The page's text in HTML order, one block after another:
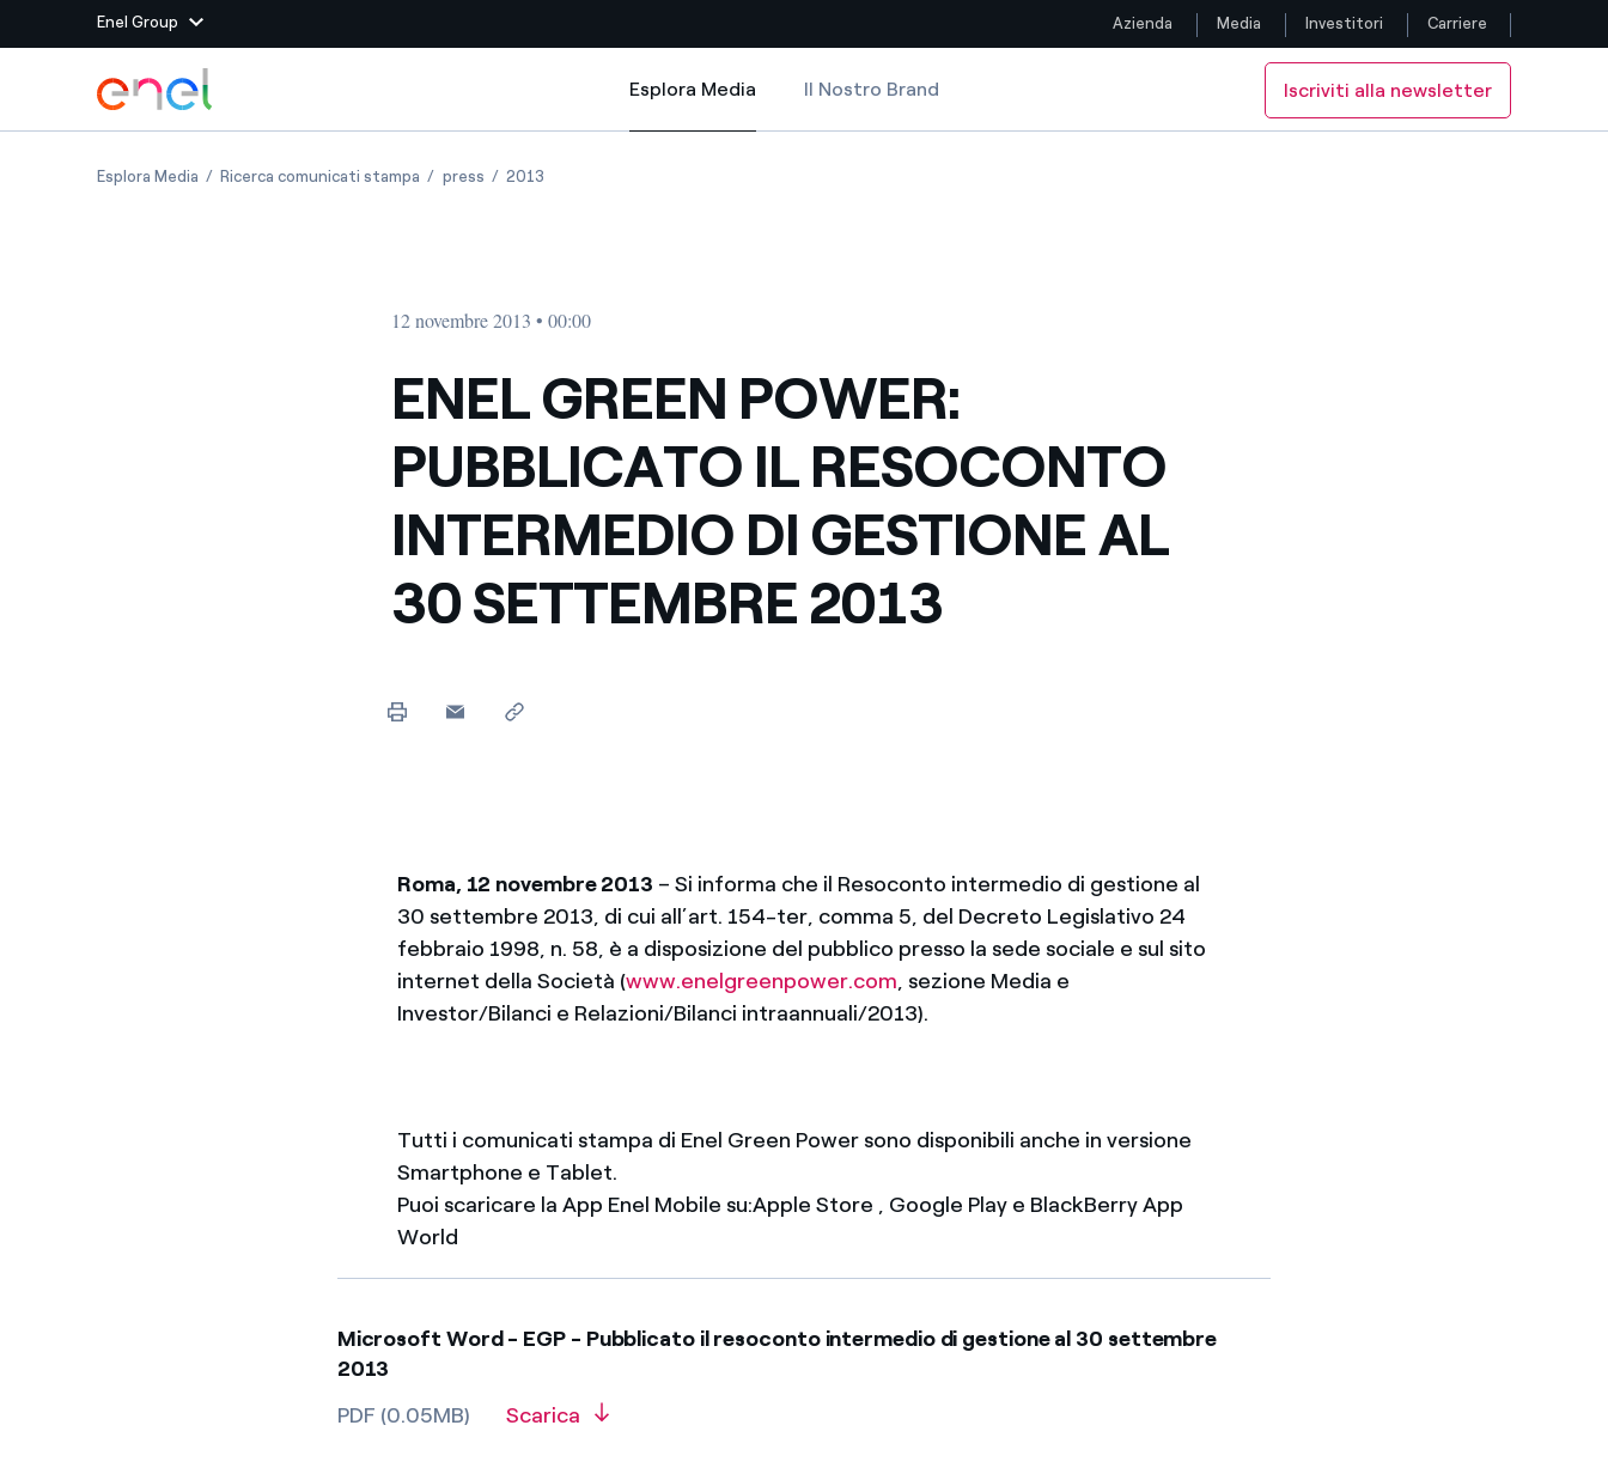
Enel Group
Siti del Gruppo
Enel Green Power Produciamo energia pulita da fonti rinnovabili
Massimizziamo la creazione di valore grazie al
rapporto con i nostri fornitori
energia pulita
Raccontiamo la storia dell'elettricità in Italia
Siti Paese
Colombia
Iberia
Italia
Nord America
Seguici
Vai al contenuto principale
Azienda Media Investitori Carriere
Esplora Media
Esplora Media
Il Nostro Brand Iscriviti alla newsletter
Esplora MediaENEL GREEN POWER: PUBBLICATO IL RESOCONTO INTERMEDIO DI GESTIONE AL 30 SETTEMBRE 2013
Ricerca comunicati stampa ENEL GREEN POWER: PUBBLICATO IL RESOCONTO INTERMEDIO DI GESTIONE AL 30 SETTEMBRE 2013
pressENEL GREEN POWER: PUBBLICATO IL RESOCONTO INTERMEDIO DI GESTIONE AL 30 SETTEMBRE 2013
2013
12 novembre 2013 • 00:00
ENEL GREEN POWER:
PUBBLICATO IL RESOCONTO
INTERMEDIO DI GESTIONE AL
30 SETTEMBRE 2013
Roma, 12 novembre 2013 – Si informa che il Resoconto intermedio di gestione al
30 settembre 2013, di cui all’art. 154-ter, comma 5, del Decreto Legislativo 24
febbraio 1998, n. 58, è a disposizione del pubblico presso la sede sociale e sul sito
internet della Società (www.enelgreenpower.com, sezione Media e
Investor/Bilanci e Relazioni/Bilanci intraannuali/2013).
Tutti i comunicati stampa di Enel Green Power sono disponibili anche in versione
Smartphone e Tablet.
Puoi scaricare la App Enel Mobile su:Apple Store , Google Play e BlackBerry App
World
Microsoft Word - EGP - Pubblicato il resoconto intermedio di gestione al 30 settembre
2013
PDF (0.05MB)
Scarica